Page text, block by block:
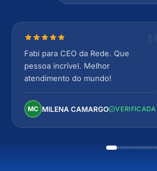
Nota 5 de 5 estrelas
Fabi para CEO da Rede. Que
pessoa incrível. Melhor
atendimento do mundo!
MC MILENA CAMARGO VERIFICADA